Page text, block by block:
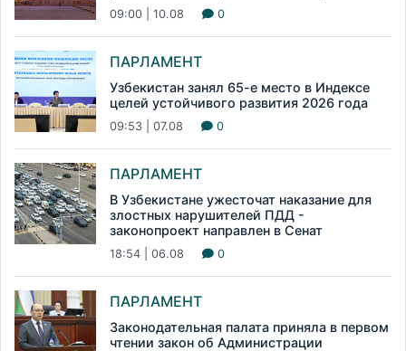
09:00 | 10.08 0
ПАРЛАМЕНТ
Узбекистан занял 65-е место в Индексе
целей устойчивого развития 2026 года
09:53 | 07.08 0
ПАРЛАМЕНТ
В Узбекистане ужесточат наказание для
злостных нарушителей ПДД -
законопроект направлен в Сенат
18:54 | 06.08 0
ПАРЛАМЕНТ
Законодательная палата приняла в первом
чтении закон об Администрации